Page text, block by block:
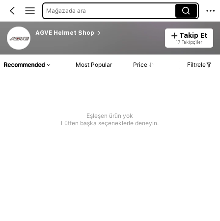
Mağazada ara
AGVE Helmet Shop Takip Et
17 Takipçiler
Recommended Most Popular Price Filtrele
Eşleşen ürün yok
Lütfen başka seçeneklerle deneyin.